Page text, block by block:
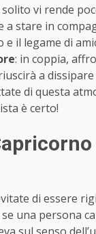
vi rende
a stare in
il legame di
: in coppia,
a
di questa
è certo!
di essere
una persona
sul senso